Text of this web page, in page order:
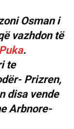
Osman i
vazhdon të
.
te
Prizren,
disa vende
Arbnore-